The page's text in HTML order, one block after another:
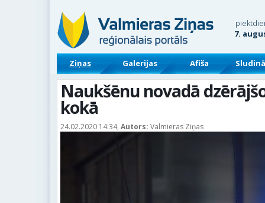
7.
Ziņas Galerijas Afiša
Naukšēnu novadā
kokā
24.02.2020 14:34, Autors: Valmieras Ziņas